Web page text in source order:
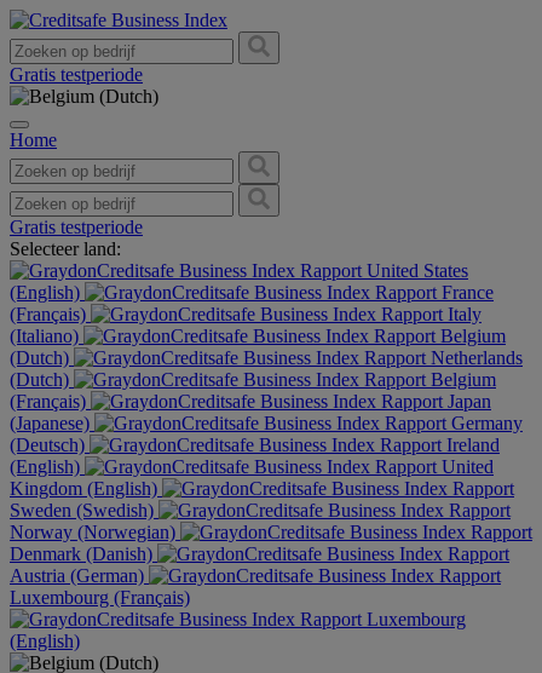
Gratis testperiode
Home
Gratis testperiode
Selecteer land:
United States
(English)
France
(Français)
Italy
(Italiano)
Belgium
(Dutch)
Netherlands
(Dutch)
Belgium
(Français)
Japan
(Japanese)
Germany
(Deutsch)
Ireland
(English)
United
Kingdom (English)
Sweden (Swedish)
Norway (Norwegian)
Denmark (Danish)
Austria (German)
Luxembourg (Français)
Luxembourg
(English)